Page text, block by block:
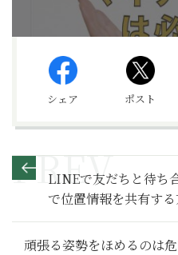
シェア ポスト
LINEで友だちと待ち
で位置情報を共有す
本のき】
頑張る姿勢をほめるのは